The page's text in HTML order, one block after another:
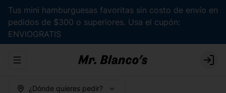
Tus mini hamburguesas favoritas sin costo de envío en
pedidos de $300 o superiores. Usa el cupón:
ENVIOGRATIS
Abrir menu de navegación Login
¿Dónde quieres pedir?